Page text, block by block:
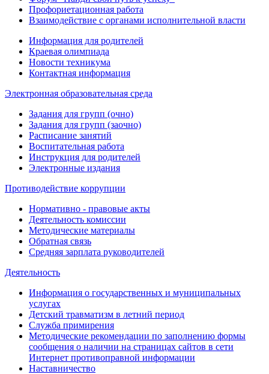
Профориетационная работа
Взаимодействие с органами исполнительной власти
Информация для родителей
Краевая олимпиада
Новости техникума
Контактная информация
Электронная образовательная среда
Задания для групп (очно)
Задания для групп (заочно)
Расписание занятий
Воспитательная работа
Инструкция для родителей
Электронные издания
Противодействие коррупции
Нормативно - правовые акты
Деятельность комиссии
Методические материалы
Обратная связь
Средняя зарплата руководителей
Деятельность
Информация о государственных и муниципальных
услугах
Детский травматизм в летний период
Служба примирения
Методические рекомендации по заполнению формы
сообщения о наличии на страницах сайтов в сети
Интернет противоправной информации
Наставничество